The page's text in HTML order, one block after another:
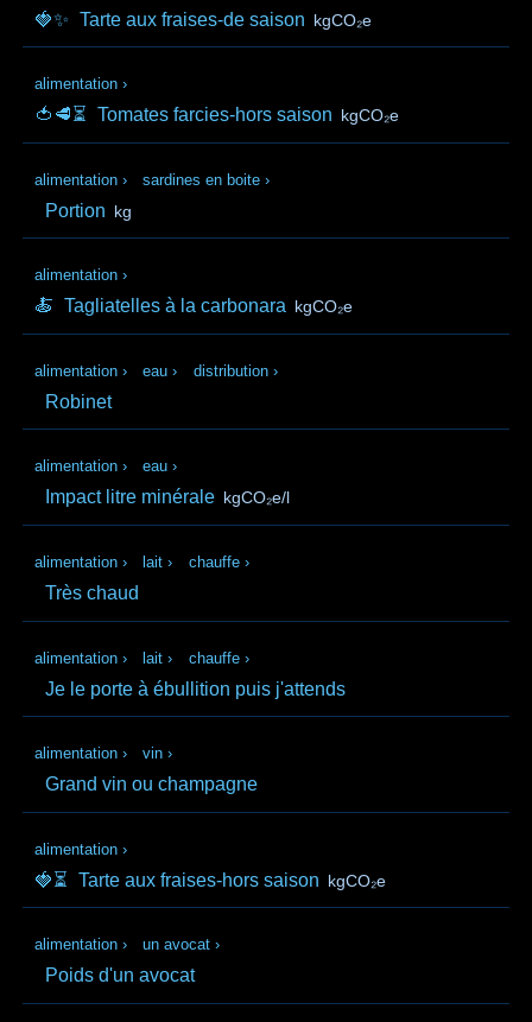
🍓✨ Tarte aux fraises-de saison kgCO₂e
alimentation ›
🍅🥩⏳ Tomates farcies-hors saison kgCO₂e
alimentation › sardines en boite ›
Portion kg
alimentation ›
🍝 Tagliatelles à la carbonara kgCO₂e
alimentation › eau › distribution ›
Robinet
alimentation › eau ›
Impact litre minérale kgCO₂e/l
alimentation › lait › chauffe ›
Très chaud
alimentation › lait › chauffe ›
Je le porte à ébullition puis j'attends
alimentation › vin ›
Grand vin ou champagne
alimentation ›
🍓⏳ Tarte aux fraises-hors saison kgCO₂e
alimentation › un avocat ›
Poids d'un avocat